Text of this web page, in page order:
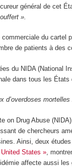
général de cet
».
du cartel
de patients à des
du NIDA (National
dans tous les
d’overdoses
on Drug Abuse (NIDA)
de chercheurs
Ainsi, deux
States » ,
affecte aussi